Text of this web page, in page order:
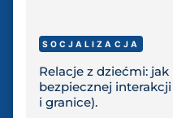
SOCJALIZACJA
Relacje z dziećmi:
bezpiecznej
i granice).